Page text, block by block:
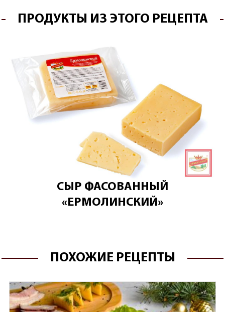
ПРОДУКТЫ ИЗ ЭТОГО РЕЦЕПТА
СЫР ФАСОВАННЫЙ
«ЕРМОЛИНСКИЙ»
ПОХОЖИЕ РЕЦЕПТЫ